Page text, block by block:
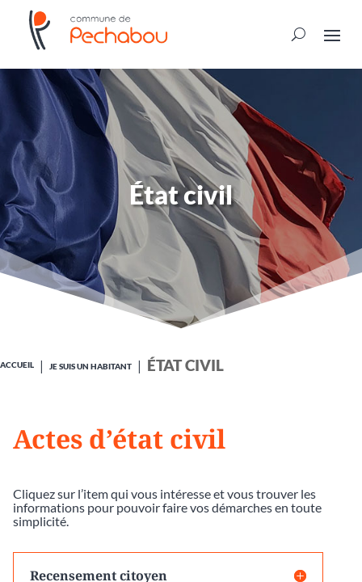
État civil
ACCUEIL JE SUIS UN HABITANT ÉTAT CIVIL
Actes d’état civil
Cliquez sur l’item qui vous intéresse et vous trouver les
informations pour pouvoir faire vos démarches en toute
simplicité.
Recensement citoyen